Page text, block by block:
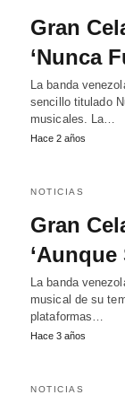
Gran
‘Nunca
La banda
sencillo titulado
musicales. La…
Hace 2 años
NOTICIAS
Gran
‘Aunque
La banda
musical de su
plataformas…
Hace 3 años
NOTICIAS